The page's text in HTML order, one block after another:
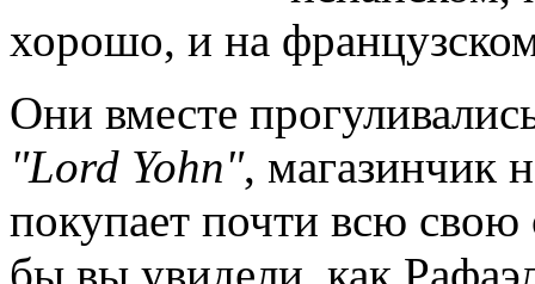
хорошо, и на
Они вместе
"Lord Yohn", магазинчик
покупает почти всю
бы вы увидели, как